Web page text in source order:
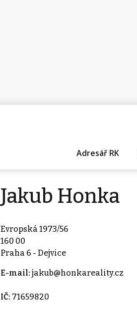
Adresář RK
Jakub Honka
Evropská 1973/56
160 00
Praha 6 - Dejvice
E-mail: jakub@honkareality.cz
IČ: 71659820